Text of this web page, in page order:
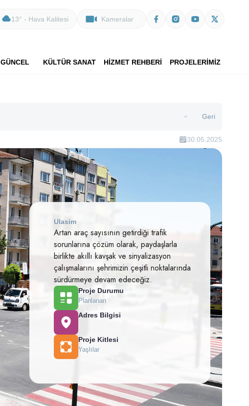
13° - Hava Kalitesi Kameralar
GÜNCEL KÜLTÜR SANAT HİZMET REHBERİ PROJELERİMİZ
> Geri
30.05.2025
Ulasim
Artan araç sayısının getirdiği trafik
sorunlarına çözüm olarak, paydaşlarla
birlikte akıllı kavşak ve sinyalizasyon
çalışmalarını şehrimizin çeşitli noktalarında
sürdürmeye devam edeceğiz.
Proje Durumu
Planlanan
Adres Bilgisi
Proje Kitlesi
Yaşlılar